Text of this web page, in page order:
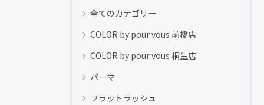
全てのカテゴリー
COLOR by pour vous 前橋店
COLOR by pour vous 桐生店
パーマ
フラットラッシュ